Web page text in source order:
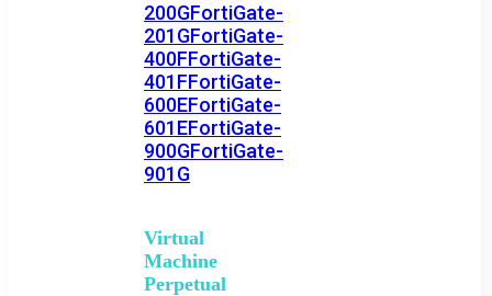
200GFortiGate-
201GFortiGate-
400FFortiGate-
401FFortiGate-
600EFortiGate-
601EFortiGate-
900GFortiGate-
901G
Virtual
Machine
Perpetual